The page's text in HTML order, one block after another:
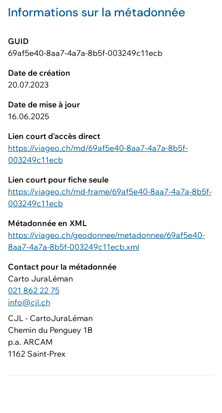
Informations sur la métadonnée
GUID
69af5e40-8aa7-4a7a-8b5f-003249c11ecb
Date de création
20.07.2023
Date de mise à jour
16.06.2025
Lien court d'accès direct
https://viageo.ch/md/69af5e40-8aa7-4a7a-8b5f-
003249c11ecb
Lien court pour fiche seule
https://viageo.ch/md-frame/69af5e40-8aa7-4a7a-8b5f-
003249c11ecb
Métadonnée en XML
https://viageo.ch/geodonnee/metadonnee/69af5e40-
8aa7-4a7a-8b5f-003249c11ecb.xml
Contact pour la métadonnée
Carto JuraLéman
021 862 22 75
info@cjl.ch
CJL - CartoJuraLéman
Chemin du Penguey 1B
p.a. ARCAM
1162 Saint-Prex